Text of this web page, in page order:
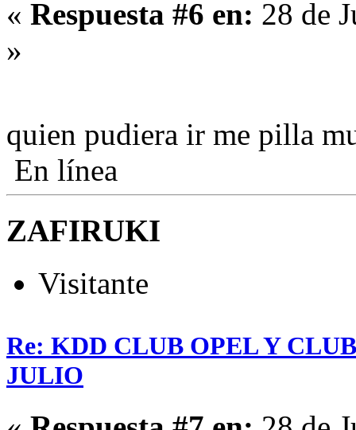
« Respuesta #6 en: 28 de
»
quien pudiera ir me pilla
En línea
ZAFIRUKI
Visitante
Re: KDD CLUB OPEL Y
JULIO